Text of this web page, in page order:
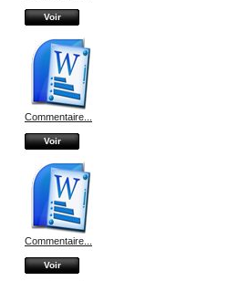
Voir
Commentaire...
Voir
Commentaire...
Voir